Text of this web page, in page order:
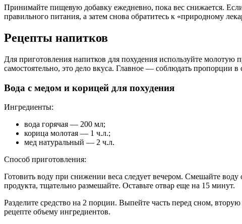
Принимайте пищевую добавку ежедневно, пока вес снижается.
правильного питания, а затем снова обратитесь к «природному
Рецепты напитков
Для приготовления напитков для похудения используйте
самостоятельно, это дело вкуса. Главное — соблюдать пропорции
Вода с медом и корицей для похудения
Ингредиенты:
вода горячая — 200 мл;
корица молотая — 1 ч.л.;
мед натуральный — 2 ч.л.
Способ приготовления:
Готовить воду при снижении веса следует вечером. Смешайте воду
продукта, тщательно размешайте. Оставьте отвар еще на 15 минут.
Разделите средство на 2 порции. Выпейте часть перед сном,
рецепте объему ингредиентов.